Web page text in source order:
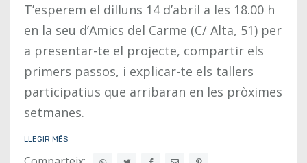
T’esperem el dilluns 14 d’abril a les 18.00 h
en la seu d’Amics del Carme (C/ Alta, 51) per
a presentar-te el projecte, compartir els
primers passos, i explicar-te els tallers
participatius que arribaran en les pròximes
setmanes.
LLEGIR MÉS